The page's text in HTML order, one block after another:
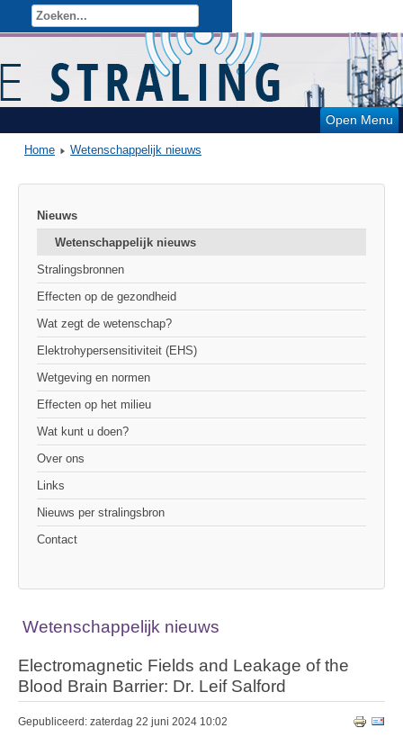
Open Menu
Home Wetenschappelijk nieuws
Nieuws
Wetenschappelijk nieuws
Stralingsbronnen
Effecten op de gezondheid
Wat zegt de wetenschap?
Elektrohypersensitiviteit (EHS)
Wetgeving en normen
Effecten op het milieu
Wat kunt u doen?
Over ons
Links
Nieuws per stralingsbron
Contact
Wetenschappelijk nieuws
Electromagnetic Fields and Leakage of the
Blood Brain Barrier: Dr. Leif Salford
Gepubliceerd: zaterdag 22 juni 2024 10:02